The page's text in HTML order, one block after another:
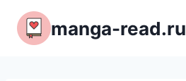
Перейти
содержимому
manga-read.ru